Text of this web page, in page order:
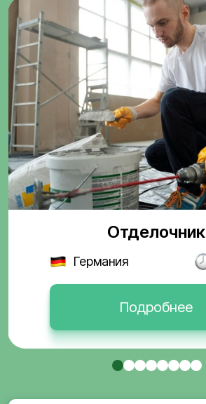
Отделочник
Германия
Подробнее